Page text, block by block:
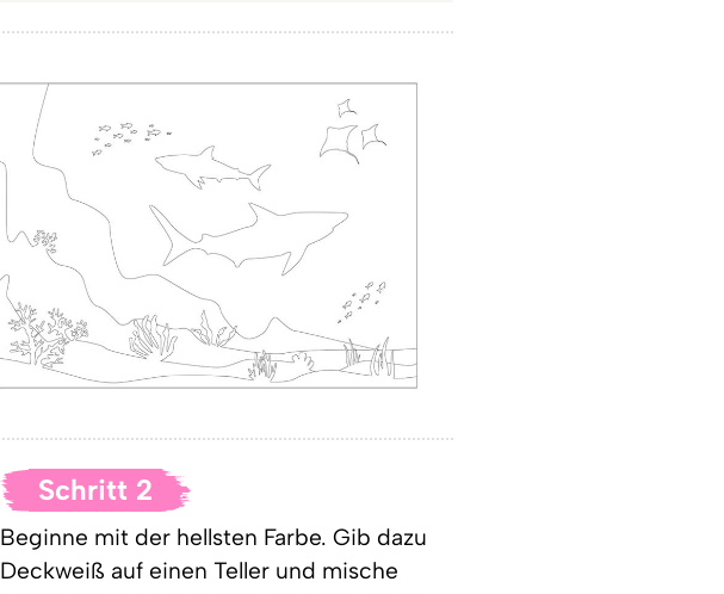
Schritt 2
Beginne mit der hellsten Farbe. Gib dazu
Deckweiß auf einen Teller und mische